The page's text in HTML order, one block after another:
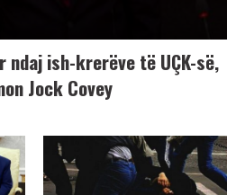
ndaj ish-krerëve të UÇK-së,
Jock Covey